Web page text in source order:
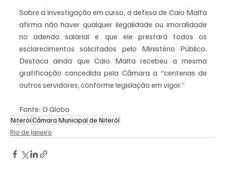
Sobre a investigação em curso, a defesa de Caio Malta
afirma não haver qualquer ilegalidade ou imoralidade
no adendo salarial e que ele prestará todos os
esclarecimentos solicitados pelo Ministério Público.
Destaca ainda que Caio Malta recebeu a mesma
gratificação concedida pela Câmara a “centenas de
outros servidores, conforme legislação em vigor.”
Fonte: O Globo
NiteróiCâmara Municipal de Niterói
Rio de Janeiro